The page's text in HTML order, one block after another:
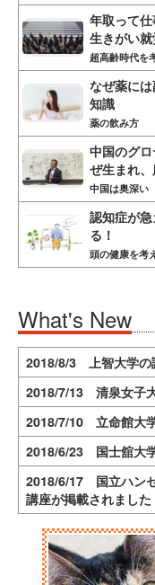
年取って
生きがい
超高齢時代を
なぜ薬に
知識
薬の飲み方
中国のグ
ぜ生まれ
中国は奥深い
認知症が
る！
頭の健康を考
What's New
2018/8/3 上智大学の
2018/7/13 清泉女子
2018/7/10 立命館大
2018/6/23 国士舘大
2018/6/17 国立ハン
講座が掲載されました